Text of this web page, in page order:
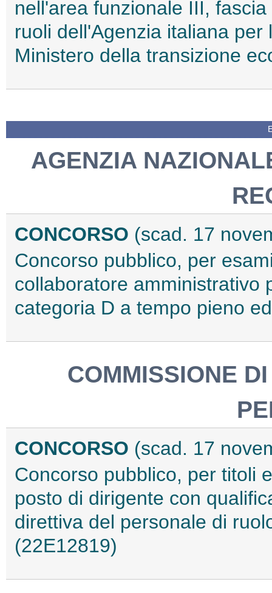
nell'area funzionale III,
ruoli dell'Agenzia italiana
Ministero della transizione
AGENZIA
CONCORSO (scad. 17
Concorso pubblico, per
collaboratore amministrativo
categoria D a tempo pieno
COMMISSIONE
CONCORSO (scad. 17
Concorso pubblico, per titoli
posto di dirigente con
direttiva del personale di
(22E12819)